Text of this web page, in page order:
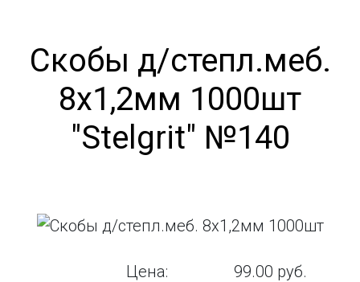
Скобы д/степл.меб.
8х1,2мм 1000шт
"Stelgrit" №140
Цена:
99.00 руб.